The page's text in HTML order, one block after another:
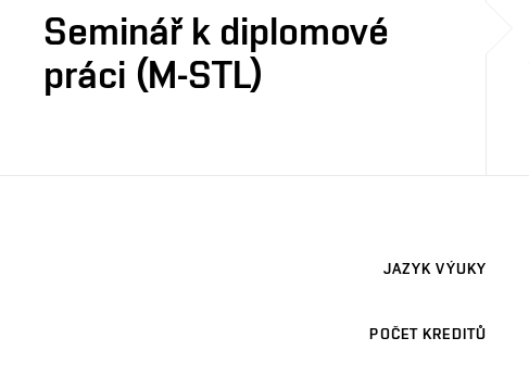
Seminář k diplomové
práci (M-STL)
JAZYK VÝUKY
POČET KREDITŮ